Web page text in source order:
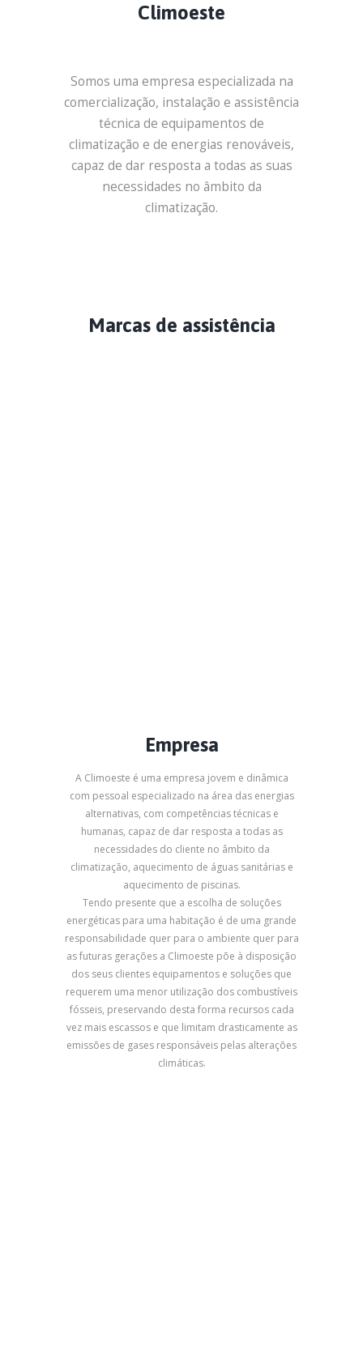
Climoeste
Somos uma empresa especializada na
comercialização, instalação e assistência
técnica de equipamentos de
climatização e de energias renováveis,
capaz de dar resposta a todas as suas
necessidades no âmbito da
climatização.
Marcas de assistência
Empresa
A Climoeste é uma empresa jovem e dinâmica
com pessoal especializado na área das energias
alternativas, com competências técnicas e
humanas, capaz de dar resposta a todas as
necessidades do cliente no âmbito da
climatização, aquecimento de águas sanitárias e
aquecimento de piscinas.
Tendo presente que a escolha de soluções
energéticas para uma habitação é de uma grande
responsabilidade quer para o ambiente quer para
as futuras gerações a Climoeste põe à disposição
dos seus clientes equipamentos e soluções que
requerem uma menor utilização dos combustíveis
fósseis, preservando desta forma recursos cada
vez mais escassos e que limitam drasticamente as
emissões de gases responsáveis pelas alterações
climáticas.